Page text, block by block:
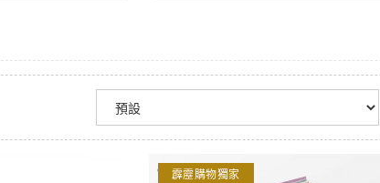
霹靂購物獨家